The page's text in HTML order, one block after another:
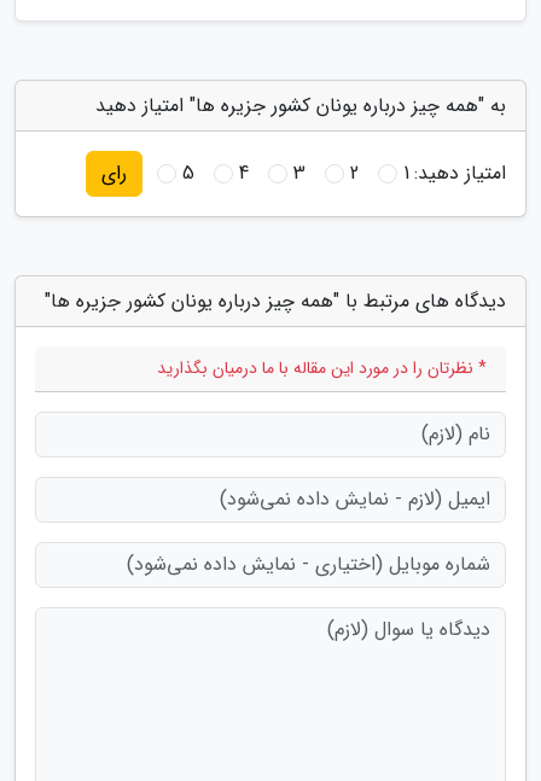
به "همه چیز درباره یونان کشور جزیره ها" امتیاز دهید
امتیاز دهید:1
2
3
4
5 رای
دیدگاه های مرتبط با "همه چیز درباره یونان کشور جزیره ها"
* نظرتان را در مورد این مقاله با ما درمیان بگذارید